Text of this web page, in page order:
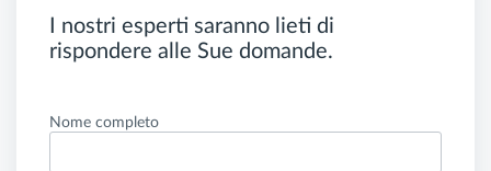
I nostri esperti saranno lieti di
rispondere alle Sue domande.
Nome completo